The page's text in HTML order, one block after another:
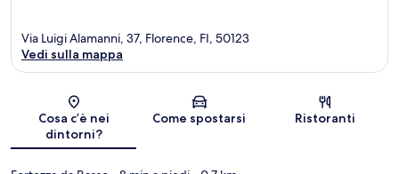
Mappa
Via Luigi Alamanni, 37, Florence, FI, 50123
Vedi sulla mappa
Cosa c’è nei
dintorni?
Come spostarsi Ristoranti